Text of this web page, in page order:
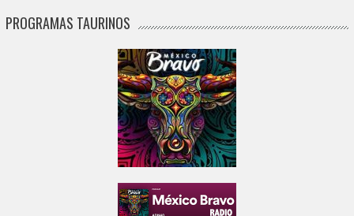
PROGRAMAS TAURINOS